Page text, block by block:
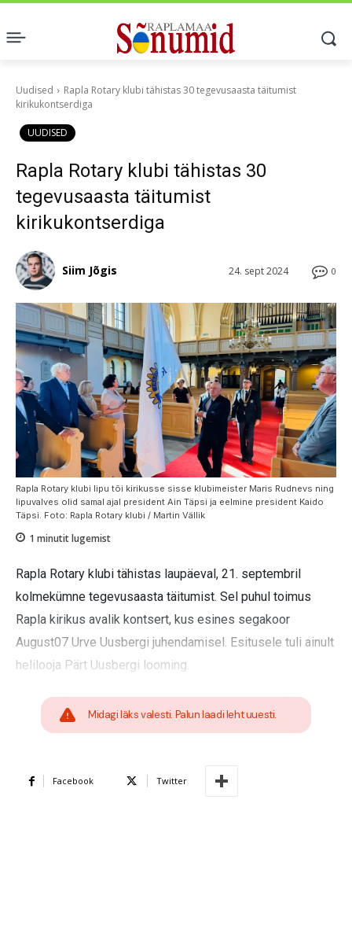
Uudised
Rapla Rotary klubi tähistas 30 tegevusaasta täitumist
kirikukontserdiga
UUDISED
Rapla Rotary klubi tähistas 30
tegevusaasta täitumist
kirikukontserdiga
0
24. sept 2024
Siim Jõgis
Rapla Rotary klubi lipu tõi kirikusse sisse klubimeister Maris Rudnevs ning
lipuvalves olid samal ajal president Ain Täpsi ja eelmine president Kaido
Täpsi. Foto: Rapla Rotary klubi / Martin Vällik
1 minutit lugemist
Rapla Rotary klubi tähistas laupäeval, 21. septembril
kolmekümne tegevusaasta täitumist. Sel puhul toimus
Rapla kirikus avalik kontsert, kus esines segakoor
August07 Urve Uusbergi juhendamisel. Esitusele tuli ainult
helilooja Pärt Uusbergi looming.
Midagi läks valesti. Palun laadi leht uuesti.
Facebook Twitter